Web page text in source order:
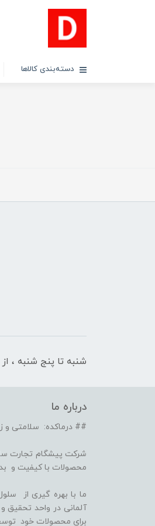
دسته‌بندی کالاها
شنبه تا پنج شنبه ، از ساعت 9 الی 17
درباره ما
## درماکده: سلامتی و
شرکت پیشگام تجارت
محصولات با کیفیت و
برای محصولات خود